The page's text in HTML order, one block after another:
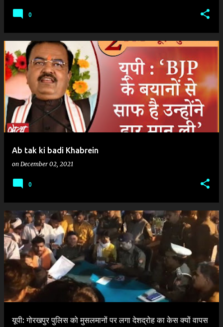
0
Ab tak ki badi Khabrein
on December 02, 2021
0
यूपी: गोरखपुर पुलिस को मुसलमानों पर लगा देशद्रोह का केस क्यों वापस